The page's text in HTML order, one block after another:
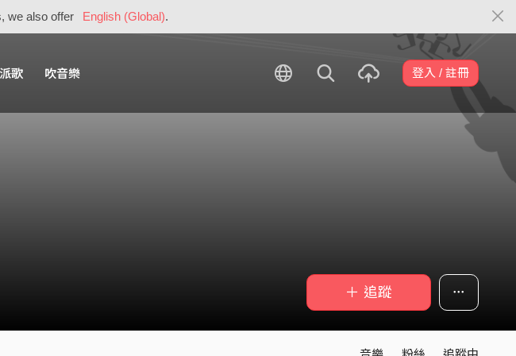
we also offer English (Global).
派歌 吹音樂 登入 / 註冊
＋ 追蹤